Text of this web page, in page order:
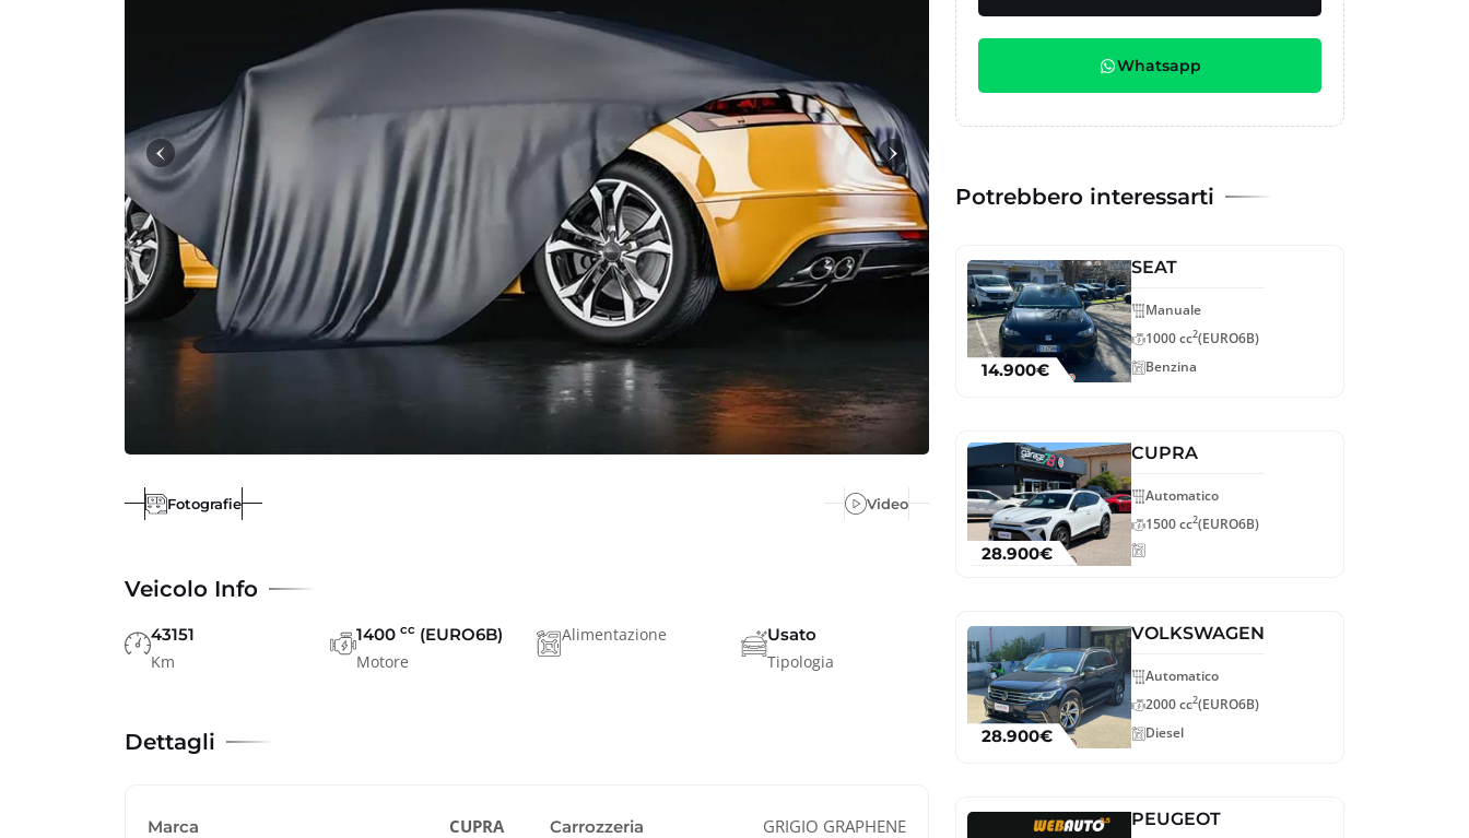
Fotografie Video
Veicolo Info
43151
Km
1400 cc (EURO6B)
Motore
Alimentazione
Usato
Tipologia
Dettagli
Marca CUPRA Carrozzeria GRIGIO GRAPHENE
Whatsapp
Potrebbero interessarti
14.900€
SEAT
Manuale
1000 cc2(EURO6B)
Benzina
28.900€
CUPRA
Automatico
1500 cc2(EURO6B)
28.900€
VOLKSWAGEN
Automatico
2000 cc2(EURO6B)
Diesel
PEUGEOT